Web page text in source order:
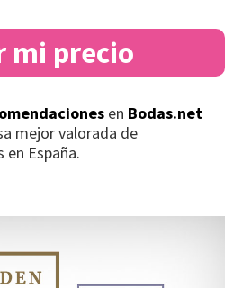
mi precio
en Bodas.net
mejor valorada de
España.